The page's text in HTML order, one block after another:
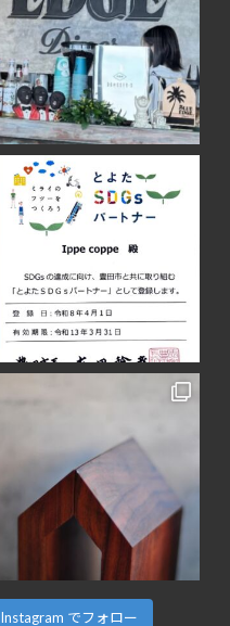
Instagram でフォロー